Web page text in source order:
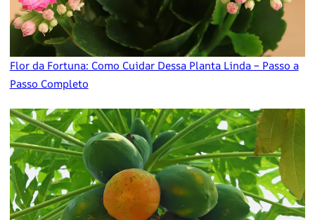
Flor da Fortuna: Como Cuidar Dessa Planta Linda – Passo a
Passo Completo